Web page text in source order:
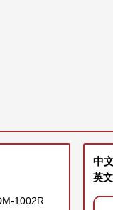
1002R
中
英